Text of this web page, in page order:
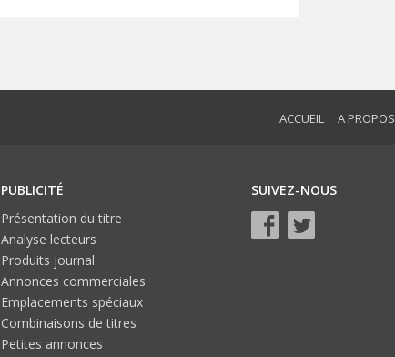
ACCUEIL A PROPOS
PUBLICITÉ
Présentation du titre
Analyse lecteurs
Produits journal
Annonces commerciales
Emplacements spéciaux
Combinaisons de titres
Petites annonces
SUIVEZ-NOUS